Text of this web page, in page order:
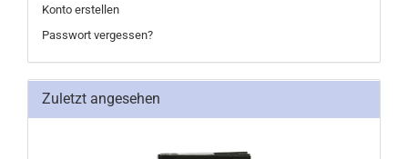
Konto erstellen
Passwort vergessen?
Zuletzt angesehen